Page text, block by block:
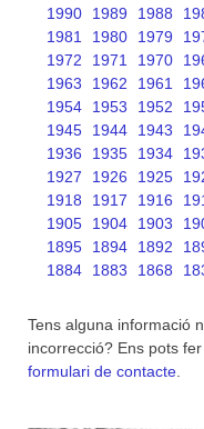
1990
1989 1988
1981
1980 1979
1972
1971 1970
1963
1962 1961
1954
1953 1952
1945
1944 1943
1936
1935 1934
1927
1926 1925
1918
1917 1916
1905
1904 1903
1895
1894 1892
1884
1883 1868
Tens alguna informació
incorrecció? Ens pots
formulari de contacte